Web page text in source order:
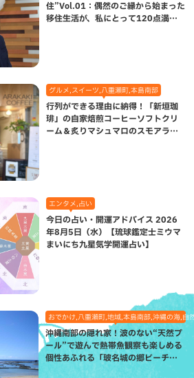
住”Vol.01：偶然のご縁から始まった
移住生活が、私にとって120点満点
グルメ,スイーツ,八重瀬町,本島南部
行列ができる理由に納得！「新垣珈
琲」の自家焙煎コーヒーソフトクリ
ーム＆炙りマシュマロのスモアラテ
エンタメ,占い
今日の占い・開運アドバイス 2026
年8月5日（水）【琉球鑑定士ミウマ
まいにち九星気学開運占い】
おでかけ,八重瀬町,地域,本島南部,沖縄の海,自
沖縄南部の隠れ家！波のない“天然プ
ール”で遊んで熱帯魚観察も楽しめる
個性あふれる「玻名城の郷ビーチ」
（八重瀬町）